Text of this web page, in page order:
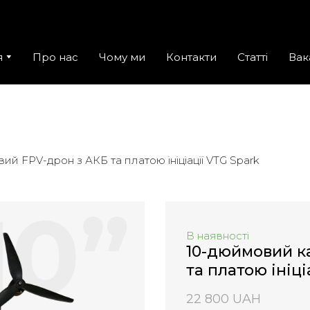
Про нас Чому ми Контакти Статті
FPV-дрон з АКБ та платою ініціації VTG Spark
В наявності
10-дюймовий
та платою
22 800 UAH